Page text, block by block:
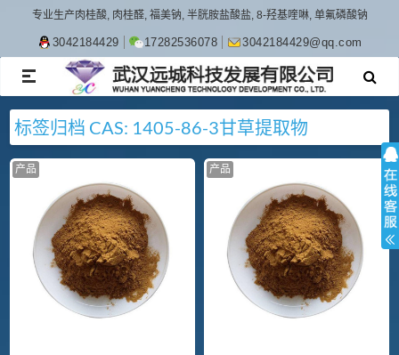
专业生产肉桂酸, 肉桂醛, 福美钠, 半胱胺盐酸盐, 8-羟基喹啉, 单氟磷酸钠
3042184429 17282536078 3042184429@qq.com
TOGGLE
NAVIGATION
标签归档 CAS: 1405-86-3甘草提取物
产品 产品